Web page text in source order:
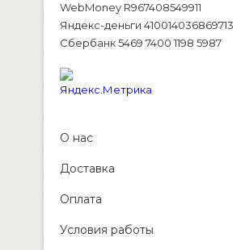
WebMoney R967408549911
Яндекс-деньги 410014036869713
Сбербанк 5469 7400 1198 5987
О нас
Доставка
Оплата
Условия работы